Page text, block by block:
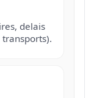
delais